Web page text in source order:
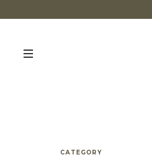
CATEGORY